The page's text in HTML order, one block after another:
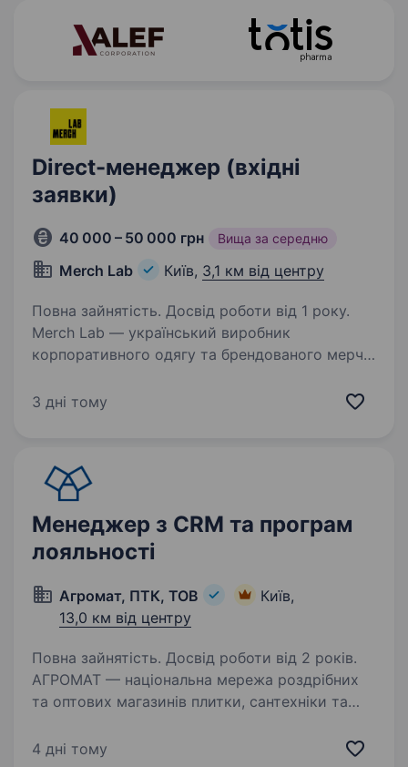
Direct-менеджер (вхідні
заявки)
40 000 – 50 000 грн Вища за середню
Merch Lab Київ, 3,1 км від центру
Повна зайнятість. Досвід роботи від 1 року.
Merch Lab — український виробник
корпоративного одягу та брендованого мерчу.
розроблення дизайну й підбору матеріалів
3 дні тому
Менеджер з CRM та програм
лояльності
Агромат, ПТК, ТОВ
Київ,
13,0 км від центру
Повна зайнятість. Досвід роботи від 2 років.
АГРОМАТ — національна мережа роздрібних
та оптових магазинів плитки, сантехніки та
українського ринку у своєму сегменті.
4 дні тому